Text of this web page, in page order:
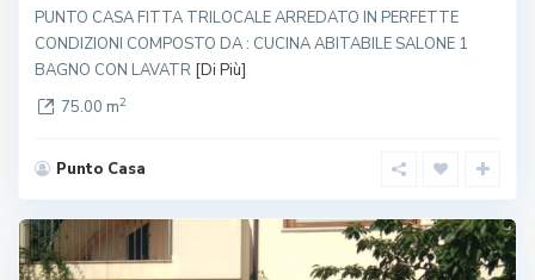
PUNTO CASA FITTA TRILOCALE ARREDATO IN PERFETTE
CONDIZIONI COMPOSTO DA : CUCINA ABITABILE SALONE 1
BAGNO CON LAVATR [Di Più]
75.00 m2
Punto Casa